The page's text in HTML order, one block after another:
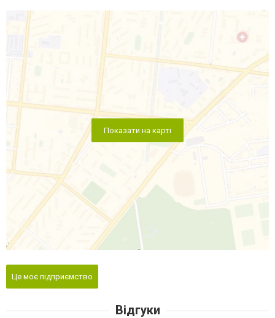
Показати на карті
Це моє підприємство
Відгуки